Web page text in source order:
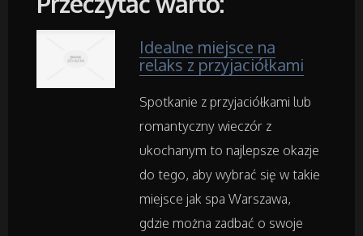
Odzież
Sport
Elektronika, RTV, AGD
Art. Dla Zwierząt
Ogród, Rośliny
Idealne miejsce na
relaks z przyjaciółkami
Spotkanie z przyjaciółkami lub
romantyczny wieczór z
ukochanym to najlepsze okazje
do tego, aby wybrać się w takie
miejsce jak spa Warszawa,
gdzie można zadbać o swoje